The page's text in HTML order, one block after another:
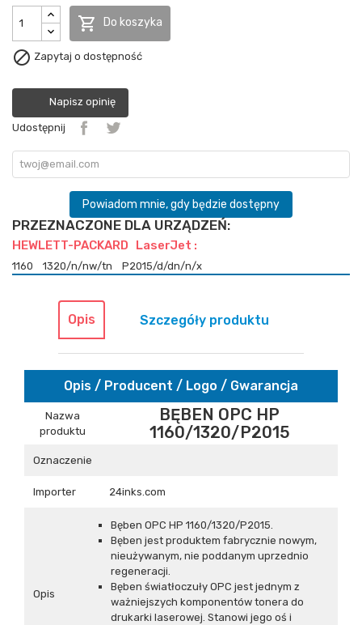
 Do koszyka
 Zapytaj o dostępność
Napisz opinię
Udostępnij
Powiadom mnie, gdy będzie dostępny
PRZEZNACZONE DLA URZĄDZEŃ:
HEWLETT-PACKARD LaserJet :
1160 1320/n/nw/tn P2015/d/dn/n/x
Opis Szczegóły produktu
Opis / Producent / Logo / Gwarancja
Nazwa
produktu
BĘBEN OPC HP
1160/1320/P2015
Oznaczenie
Importer 24inks.com
Opis
Bęben OPC HP 1160/1320/P2015.
Bęben jest produktem fabrycznie nowym,
nieużywanym, nie poddanym uprzednio
regeneracji.
Bęben światłoczuły OPC jest jednym z
ważniejszych komponentów tonera do
drukarki laserowej. Stanowi jego oś i